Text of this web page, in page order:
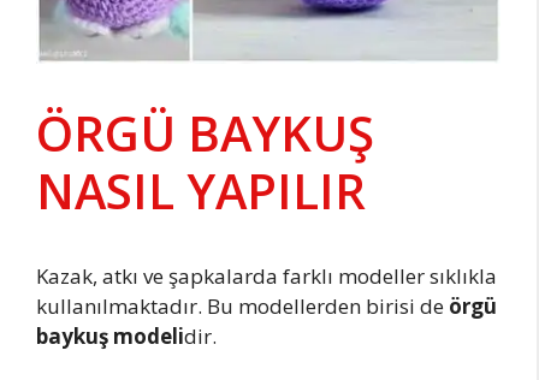
ÖRGÜ BAYKUŞ
NASIL YAPILIR
Kazak, atkı ve şapkalarda farklı modeller sıklıkla
kullanılmaktadır. Bu modellerden birisi de örgü
baykuş modelidir.